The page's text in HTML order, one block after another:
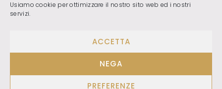
Usiamo cookie per ottimizzare il nostro sito web ed i nostri
servizi.
ACCETTA
NEGA
PREFERENZE
| Web designBig Kahuna Web Solutions